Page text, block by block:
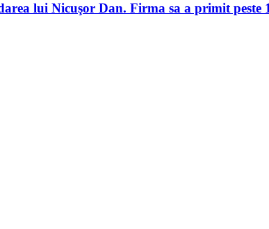
lui Nicuşor Dan. Firma sa a primit peste